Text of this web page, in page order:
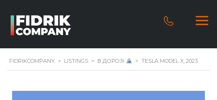
FIDRIKCOMPANY > LISTINGS > В ДОРОЗІ > TESLA MODEL X, 2023